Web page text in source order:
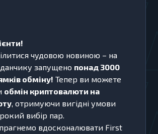
чудовою новиною – на
запущено понад 3000
обміну! Тепер ви можете
обмін криптовалюти на
, отримуючи вигідні умови
вибір пар.
вдосконалювати First